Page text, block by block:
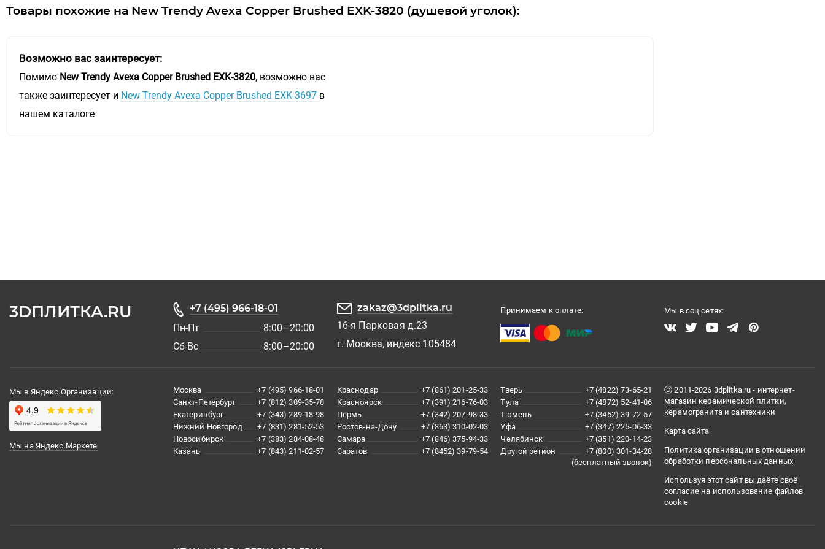
Товары похожие на New Trendy Avexa Copper Brushed EXK-3820 (душевой уголок):
Возможно вас заинтересует:
Помимо New Trendy Avexa Copper Brushed EXK-3820, возможно вас
также заинтересует и New Trendy Avexa Copper Brushed EXK-3697 в
нашем каталоге
3DПЛИТКА.RU
+7 (495) 966-18-01
Пн-Пт
8:00–20:00
Сб-Вс
8:00–20:00
zakaz@3dplitka.ru
16-я Парковая д.23
г. Москва, индекс 105484
Принимаем к оплате: Мы в соц.сетях:
Мы в Яндекс.Организации:
Мы на Яндекс.Маркете
Москва
+7 (495) 966-18-01
Санкт-Петербург
+7 (812) 309-35-78
Екатеринбург
+7 (343) 289-18-98
Нижний Новгород
+7 (831) 281-52-53
Новосибирск
+7 (383) 284-08-48
Казань
+7 (843) 211-02-57
Краснодар
+7 (861) 201-25-33
Красноярск
+7 (391) 216-76-03
Пермь
+7 (342) 207-98-33
Ростов-на-Дону
+7 (863) 310-02-03
Самара
+7 (846) 375-94-33
Саратов
+7 (8452) 39-79-54
Тверь
+7 (4822) 73-65-21
Тула
+7 (4872) 52-41-06
Тюмень
+7 (3452) 39-72-57
Уфа
+7 (347) 225-06-33
Челябинск
+7 (351) 220-14-23
Другой регион
+7 (800) 301-34-28
(бесплатный звонок)
Ⓒ 2011-2026 3dplitka.ru - интернет-
магазин керамической плитки,
керамогранита и сантехники
Карта сайта
Политика организации в отношении
обработки персональных данных
Используя этот сайт вы даёте своё
согласие на использование файлов
cookie